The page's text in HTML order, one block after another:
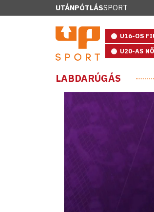
UTÁNPÓTLÁSSPORT
U16-OS
U20-AS
LABDARÚGÁS